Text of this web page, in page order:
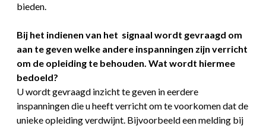
bieden.
Bij het indienen van het signaal wordt gevraagd om
aan te geven welke andere inspanningen zijn verricht
om de opleiding te behouden. Wat wordt hiermee
bedoeld?
U wordt gevraagd inzicht te geven in eerdere
inspanningen die u heeft verricht om te voorkomen dat de
unieke opleiding verdwijnt. Bijvoorbeeld een melding bij